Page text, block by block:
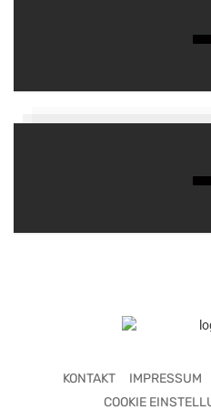
KONTAKT IMPRESSUM
COOKIE